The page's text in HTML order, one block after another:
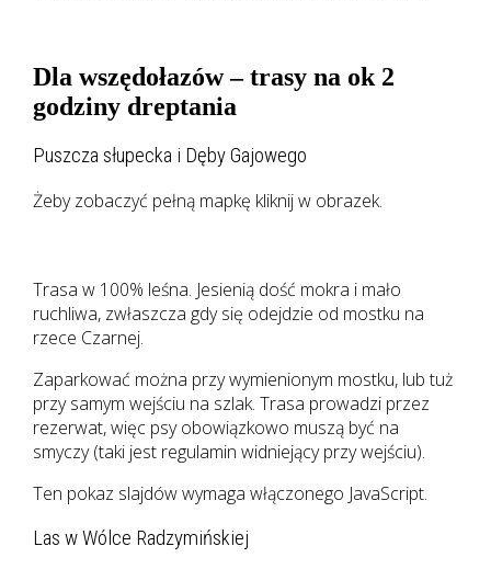
Dla wszędołazów – trasy na ok 2
godziny dreptania
Puszcza słupecka i Dęby Gajowego
Żeby zobaczyć pełną mapkę kliknij w obrazek.
Trasa w 100% leśna. Jesienią dość mokra i mało
ruchliwa, zwłaszcza gdy się odejdzie od mostku na
rzece Czarnej.
Zaparkować można przy wymienionym mostku, lub tuż
przy samym wejściu na szlak. Trasa prowadzi przez
rezerwat, więc psy obowiązkowo muszą być na
smyczy (taki jest regulamin widniejący przy wejściu).
Ten pokaz slajdów wymaga włączonego JavaScript.
Las w Wólce Radzymińskiej